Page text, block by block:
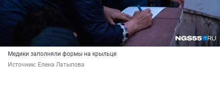
Медики заполняли формы на крыльце
Источник: Елена Латыпова